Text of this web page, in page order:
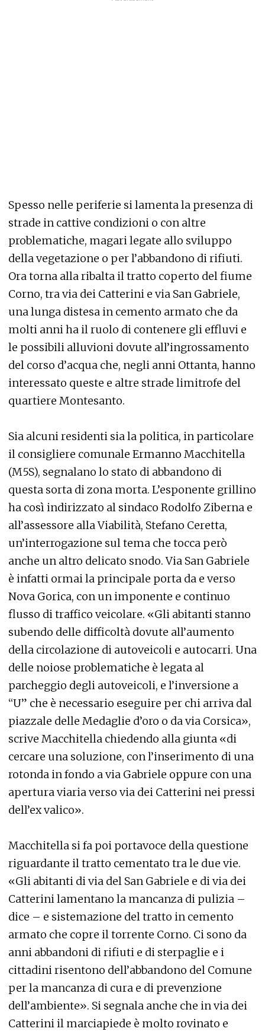
Spesso nelle periferie si lamenta la presenza di
strade in cattive condizioni o con altre
problematiche, magari legate allo sviluppo
della vegetazione o per l’abbandono di rifiuti.
Ora torna alla ribalta il tratto coperto del fiume
Corno, tra via dei Catterini e via San Gabriele,
una lunga distesa in cemento armato che da
molti anni ha il ruolo di contenere gli effluvi e
le possibili alluvioni dovute all’ingrossamento
del corso d’acqua che, negli anni Ottanta, hanno
interessato queste e altre strade limitrofe del
quartiere Montesanto.
Sia alcuni residenti sia la politica, in particolare
il consigliere comunale Ermanno Macchitella
(M5S), segnalano lo stato di abbandono di
questa sorta di zona morta. L’esponente grillino
ha così indirizzato al sindaco Rodolfo Ziberna e
all’assessore alla Viabilità, Stefano Ceretta,
un’interrogazione sul tema che tocca però
anche un altro delicato snodo. Via San Gabriele
è infatti ormai la principale porta da e verso
Nova Gorica, con un imponente e continuo
flusso di traffico veicolare. «Gli abitanti stanno
subendo delle difficoltà dovute all’aumento
della circolazione di autoveicoli e autocarri. Una
delle noiose problematiche è legata al
parcheggio degli autoveicoli, e l’inversione a
“U” che è necessario eseguire per chi arriva dal
piazzale delle Medaglie d’oro o da via Corsica»,
scrive Macchitella chiedendo alla giunta «di
cercare una soluzione, con l’inserimento di una
rotonda in fondo a via Gabriele oppure con una
apertura viaria verso via dei Catterini nei pressi
dell’ex valico».
Macchitella si fa poi portavoce della questione
riguardante il tratto cementato tra le due vie.
«Gli abitanti di via del San Gabriele e di via dei
Catterini lamentano la mancanza di pulizia –
dice – e sistemazione del tratto in cemento
armato che copre il torrente Corno. Ci sono da
anni abbandoni di rifiuti e di sterpaglie e i
cittadini risentono dell’abbandono del Comune
per la mancanza di cura e di prevenzione
dell’ambiente». Si segnala anche che in via dei
Catterini il marciapiede è molto rovinato e